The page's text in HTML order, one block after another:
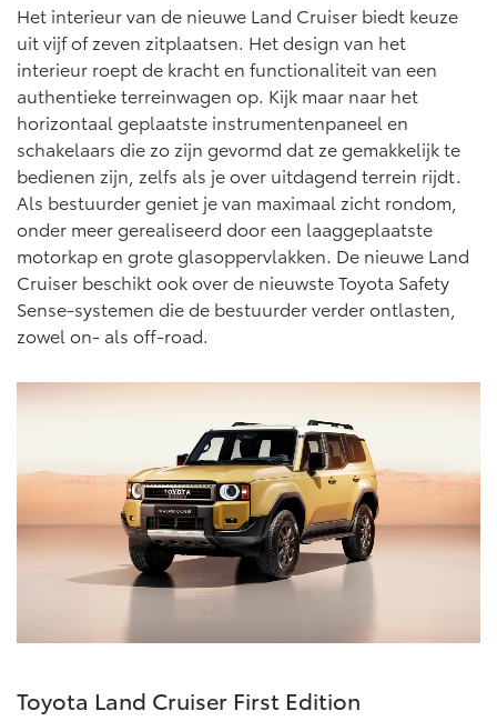
Het interieur van de nieuwe Land Cruiser biedt keuze
uit vijf of zeven zitplaatsen. Het design van het
interieur roept de kracht en functionaliteit van een
authentieke terreinwagen op. Kijk maar naar het
horizontaal geplaatste instrumentenpaneel en
schakelaars die zo zijn gevormd dat ze gemakkelijk te
bedienen zijn, zelfs als je over uitdagend terrein rijdt.
Als bestuurder geniet je van maximaal zicht rondom,
onder meer gerealiseerd door een laaggeplaatste
motorkap en grote glasoppervlakken. De nieuwe Land
Cruiser beschikt ook over de nieuwste Toyota Safety
Sense-systemen die de bestuurder verder ontlasten,
zowel on- als off-road.
Toyota Land Cruiser First Edition